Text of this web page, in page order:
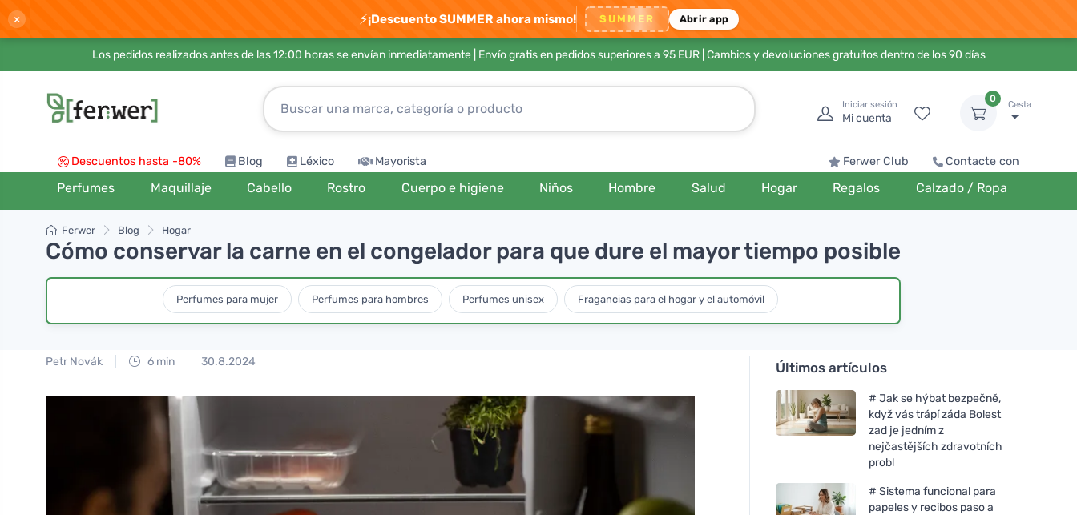
× ⚡¡Descuento SUMMER ahora mismo! SUMMER Abrir app
Los pedidos realizados antes de las 12:00 horas se envían inmediatamente | Envío gratis en pedidos superiores a 95 EUR| Cambios y devoluciones gratuitos dentro de los 90 días
Iniciar sesión
Mi cuenta
0
Cesta
Descuentos hasta -80% Blog Léxico Mayorista Ferwer Club Contacte con
Perfumes Maquillaje Cabello Rostro Cuerpo e higiene Niños Hombre Salud Hogar Regalos Calzado / Ropa
Ferwer Blog Hogar
Cómo conservar la carne en el congelador para que dure el mayor tiempo posible
Perfumes para mujer Perfumes para hombres Perfumes unisex Fragancias para el hogar y el automóvil
Petr Novák 6 min 30.8.2024 Últimos artículos
# Jak se hýbat bezpečně,
když vás trápí záda Bolest
zad je jedním z
nejčastějších zdravotních
probl
# Sistema funcional para
papeles y recibos paso a